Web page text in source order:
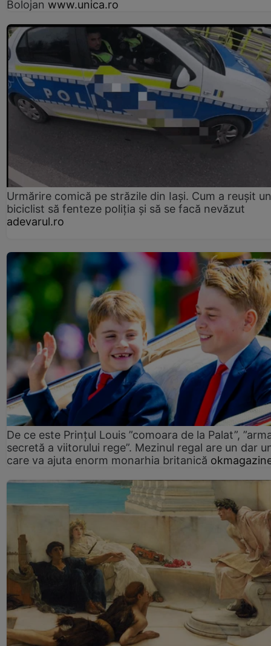
Bolojan www.unica.ro
Urmărire comică pe străzile din Iași. Cum a reușit un
biciclist să fenteze poliția și să se facă nevăzut
adevarul.ro
De ce este Prințul Louis ”comoara de la Palat”,
secretă a viitorului rege”. Mezinul regal are un dar
care va ajuta enorm monarhia britanică